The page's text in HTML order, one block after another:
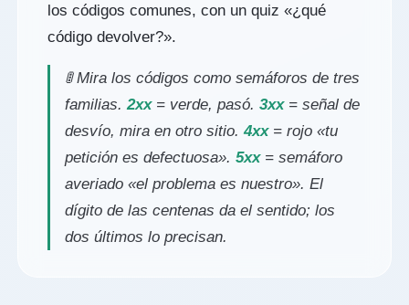
los códigos comunes, con un quiz «¿qué
código devolver?».
🚦 Mira los códigos como semáforos de tres
familias.2xx= verde, pasó.3xx= señal de
desvío, mira en otro sitio.4xx= rojo «tu
petición es defectuosa».5xx= semáforo
averiado «el problema es nuestro». El
dígito de las centenas da el sentido; los
dos últimos lo precisan.